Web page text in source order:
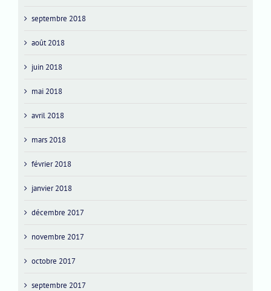
septembre 2018
août 2018
juin 2018
mai 2018
avril 2018
mars 2018
février 2018
janvier 2018
décembre 2017
novembre 2017
octobre 2017
septembre 2017